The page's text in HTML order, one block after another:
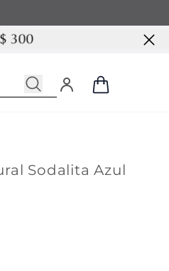
Sodalita Azul